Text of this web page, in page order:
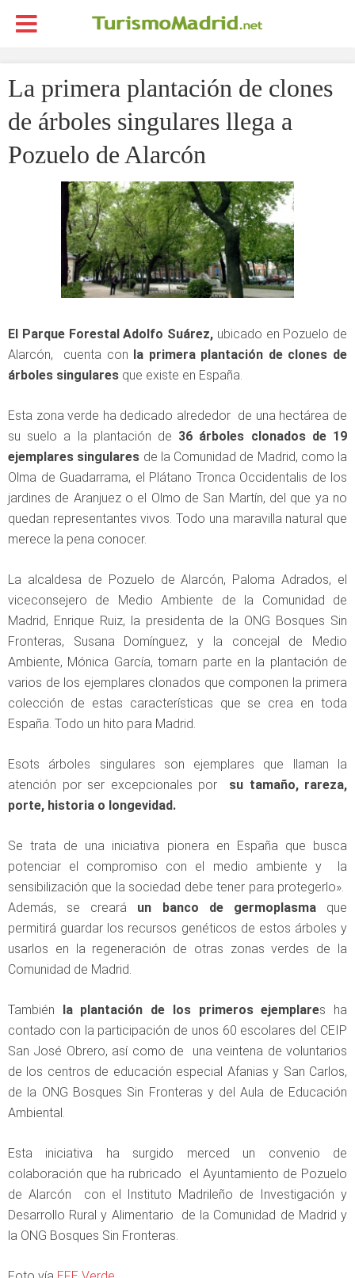
La primera plantación de clones
de árboles singulares llega a
Pozuelo de Alarcón
El Parque Forestal Adolfo Suárez, ubicado en Pozuelo de
Alarcón, cuenta con la primera plantación de clones de
árboles singulares que existe en España.
Esta zona verde ha dedicado alrededor de una hectárea de
su suelo a la plantación de 36 árboles clonados de 19
ejemplares singulares de la Comunidad de Madrid, como la
Olma de Guadarrama, el Plátano Tronca Occidentalis de los
jardines de Aranjuez o el Olmo de San Martín, del que ya no
quedan representantes vivos. Todo una maravilla natural que
merece la pena conocer.
La alcaldesa de Pozuelo de Alarcón, Paloma Adrados, el
viceconsejero de Medio Ambiente de la Comunidad de
Madrid, Enrique Ruiz, la presidenta de la ONG Bosques Sin
Fronteras, Susana Domínguez, y la concejal de Medio
Ambiente, Mónica García, tomarn parte en la plantación de
varios de los ejemplares clonados que componen la primera
colección de estas características que se crea en toda
España. Todo un hito para Madrid.
Esots árboles singulares son ejemplares que llaman la
atención por ser excepcionales por su tamaño, rareza,
porte, historia o longevidad.
Se trata de una iniciativa pionera en España que busca
potenciar el compromiso con el medio ambiente y la
sensibilización que la sociedad debe tener para protegerlo».
Además, se creará un banco de germoplasmaque
permitirá guardar los recursos genéticos de estos árboles y
usarlos en la regeneración de otras zonas verdes de la
Comunidad de Madrid.
También la plantación de los primeros ejemplares ha
contado con la participación de unos 60 escolares del CEIP
San José Obrero, así como de una veintena de voluntarios
de los centros de educación especial Afanias y San Carlos,
de la ONG Bosques Sin Fronteras y del Aula de Educación
Ambiental.
Esta iniciativa ha surgido merced un convenio de
colaboración que ha rubricado el Ayuntamiento de Pozuelo
de Alarcón con el Instituto Madrileño de Investigación y
Desarrollo Rural y Alimentario de la Comunidad de Madrid y
la ONG Bosques Sin Fronteras.